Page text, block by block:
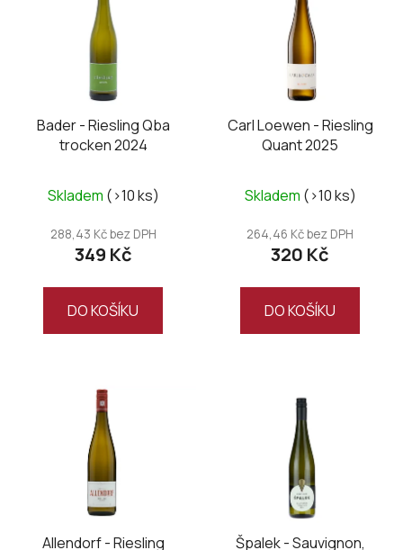
Bader - Riesling Qba
trocken 2024
Skladem (>10 ks)
288,43 Kč bez DPH
349 Kč
DO KOŠÍKU
Carl Loewen - Riesling
Quant 2025
Skladem (>10 ks)
264,46 Kč bez DPH
320 Kč
DO KOŠÍKU
Allendorf - Riesling Špalek - Sauvignon,